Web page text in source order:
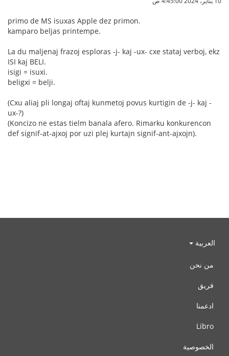
primo de MS isuxas Apple dez primon.
kamparo beljas printempe.
La du maljenaj frazoj esploras -j- kaj -ux- cxe stataj verboj, ekz
ISI kaj BELI.
isigi = isuxi.
beligxi = belji.
(Cxu aliaj pli longaj oftaj kunmetoj povus kurtigin de -j- kaj -
ux-?)
(Koncizo ne estas tielm banala afero. Rimarku konkurencon
def signif-at-ajxoj por uzi plej kurtajn signif-ant-ajxojn).
العربية
من نحن
فريق
ادعمنا
Libro
الخصوصية